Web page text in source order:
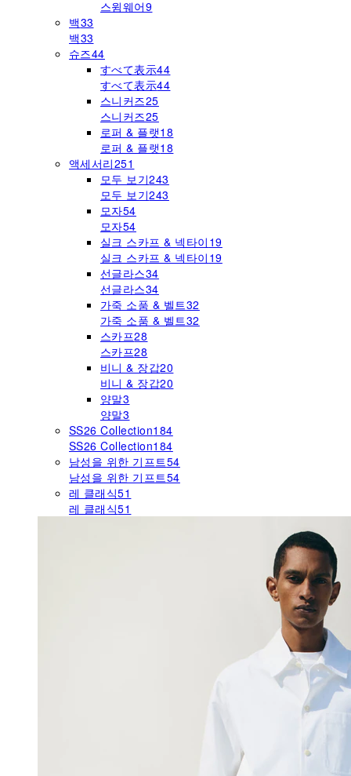
스윔웨어9
백33
백33
슈즈44
すべて表示44
すべて表示44
스니커즈25
스니커즈25
로퍼 & 플랫18
로퍼 & 플랫18
액세서리251
모두 보기243
모두 보기243
모자54
모자54
실크 스카프 & 넥타이 19
실크 스카프 & 넥타이 19
선글라스34
선글라스34
가죽 소품 & 벨트32
가죽 소품 & 벨트32
스카프28
스카프28
비니 & 장갑20
비니 & 장갑20
양말3
양말3
SS26 Collection184
SS26 Collection184
남성을 위한 기프트54
남성을 위한 기프트54
레 클래식51
레 클래식51